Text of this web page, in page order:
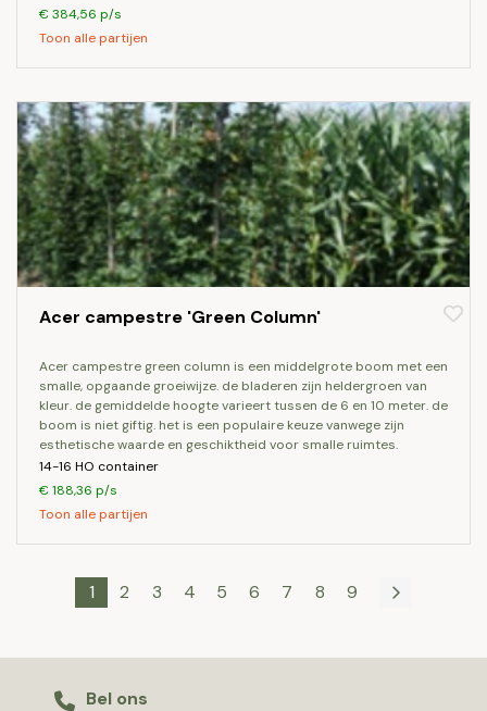
€ 384,56 p/s
Toon alle partijen
Acer campestre 'Green Column'
acer campestre green column is een middelgrote boom met een
smalle, opgaande groeiwijze. de bladeren zijn heldergroen van
kleur. de gemiddelde hoogte varieert tussen de 6 en 10 meter. de
boom is niet giftig. het is een populaire keuze vanwege zijn
esthetische waarde en geschiktheid voor smalle ruimtes.
14-16 HO container
€ 188,36 p/s
Toon alle partijen
1 2 3 4 5 6 7 8 9
Bel ons